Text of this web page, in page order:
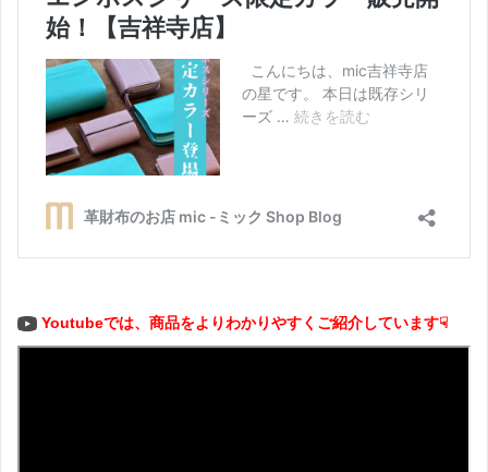
Youtubeでは、商品をよりわかりやすくご紹介しています☟